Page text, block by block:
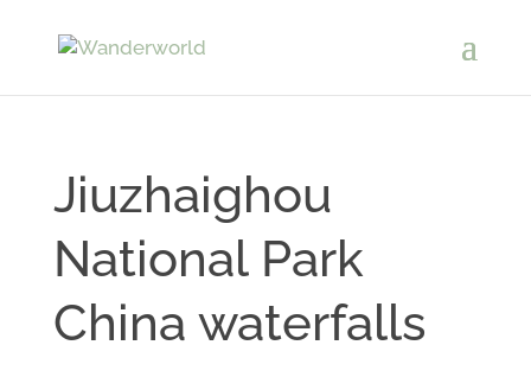
Jiuzhaighou
National Park
China waterfalls